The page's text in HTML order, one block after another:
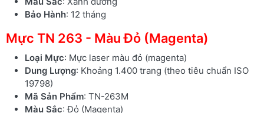
Bảo Hành: 12 tháng
Mực TN 263 - Màu Đỏ (Magenta)
Loại Mực: Mực laser màu đỏ (magenta)
Dung Lượng: Khoảng 1.400 trang (theo tiêu chuẩn ISO
19798)
Mã Sản Phẩm: TN-263M
Màu Sắc: Đỏ (Magenta)